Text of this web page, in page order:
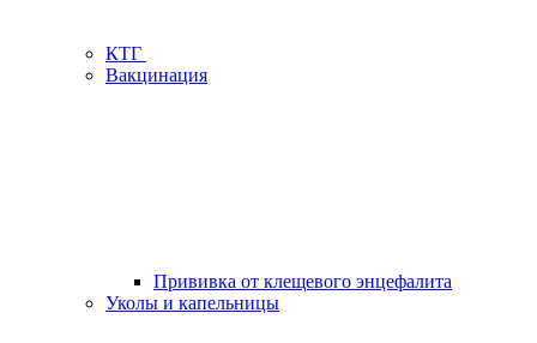
КТГ
Вакцинация
Прививка от клещевого энцефалита
Уколы и капельницы